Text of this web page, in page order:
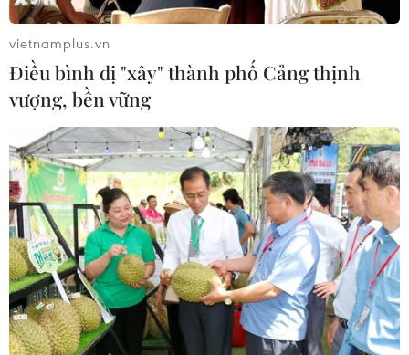
vietnamplus.vn
Điều bình dị "xây" thành phố Cảng thịnh
vượng, bền vững